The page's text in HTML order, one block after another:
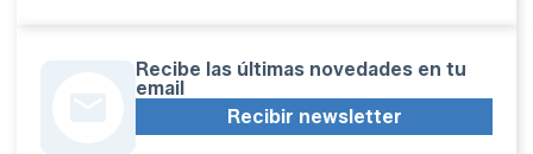
Recibe las últimas novedades en tu
email
Recibir newsletter